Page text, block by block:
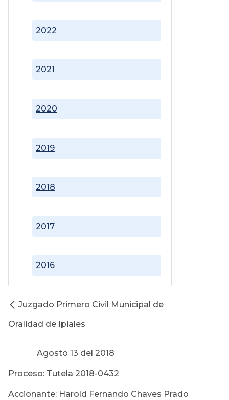
2016
2017
2018
2019
2020
2021
2022
Juzgado Primero Civil Municipal de
Oralidad de Ipiales
Agosto 13 del 2018
Proceso: Tutela 2018-0432
Accionante: Harold Fernando Chaves Prado